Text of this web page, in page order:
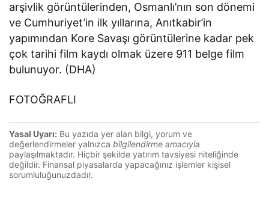
arşivlik görüntülerinden, Osmanlı’nın son dönemi
ve Cumhuriyet’in ilk yıllarına, Anıtkabir’in
yapımından Kore Savaşı görüntülerine kadar pek
çok tarihi film kaydı olmak üzere 911 belge film
bulunuyor. (DHA)
FOTOĞRAFLI
Yasal Uyarı: Bu yazıda yer alan bilgi, yorum ve
değerlendirmeler yalnızca bilgilendirme amacıyla
paylaşılmaktadır. Hiçbir şekilde yatırım tavsiyesi niteliğinde
değildir. Finansal piyasalarda yapacağınız işlemler kişisel
sorumluluğunuzdadır.